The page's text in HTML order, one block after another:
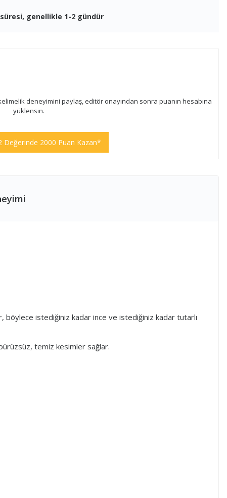
genellikle 1-2 gündür
deneyimini paylaş, editör onayından sonra puanın hesabına
yüklensin.
Değerinde 2000 Puan Kazan*
böylece istediğiniz kadar ince ve istediğiniz kadar tutarlı
temiz kesimler sağlar.